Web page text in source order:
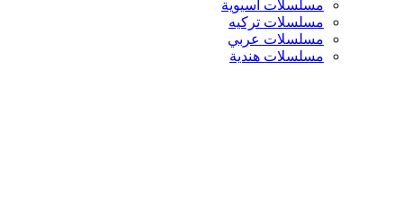
مسلسلات اسيوية
مسلسلات تركيه
مسلسلات عربي
مسلسلات هندية